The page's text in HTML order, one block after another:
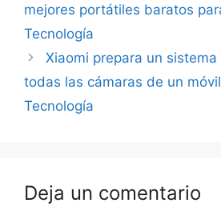
mejores portátiles baratos
Tecnología
Xiaomi prepara un
todas las cámaras de un móvil
Tecnología
Deja un comentario